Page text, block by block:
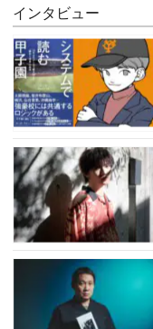
インタビュー